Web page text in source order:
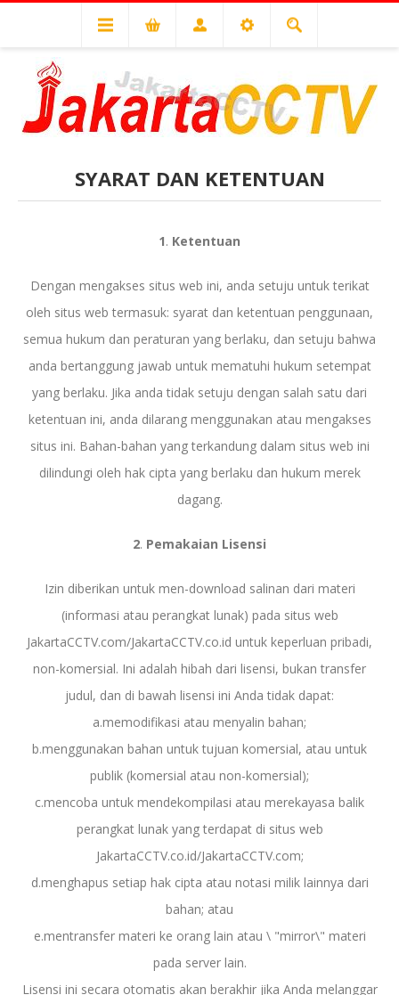
SYARAT DAN KETENTUAN
1. Ketentuan
Dengan mengakses situs web ini, anda setuju untuk terikat
oleh situs web termasuk: syarat dan ketentuan penggunaan,
semua hukum dan peraturan yang berlaku, dan setuju bahwa
anda bertanggung jawab untuk mematuhi hukum setempat
yang berlaku. Jika anda tidak setuju dengan salah satu dari
ketentuan ini, anda dilarang menggunakan atau mengakses
situs ini. Bahan-bahan yang terkandung dalam situs web ini
dilindungi oleh hak cipta yang berlaku dan hukum merek
dagang.
2. Pemakaian Lisensi
Izin diberikan untuk men-download salinan dari materi
(informasi atau perangkat lunak) pada situs web
JakartaCCTV.com/JakartaCCTV.co.id untuk keperluan pribadi,
non-komersial. Ini adalah hibah dari lisensi, bukan transfer
judul, dan di bawah lisensi ini Anda tidak dapat:
a.memodifikasi atau menyalin bahan;
b.menggunakan bahan untuk tujuan komersial, atau untuk
publik (komersial atau non-komersial);
c.mencoba untuk mendekompilasi atau merekayasa balik
perangkat lunak yang terdapat di situs web
JakartaCCTV.co.id/JakartaCCTV.com;
d.menghapus setiap hak cipta atau notasi milik lainnya dari
bahan; atau
e.mentransfer materi ke orang lain atau \ "mirror\" materi
pada server lain.
Lisensi ini secara otomatis akan berakhir jika Anda melanggar